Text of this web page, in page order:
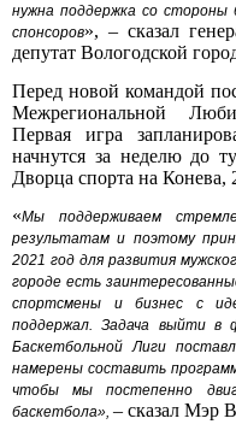
нужна поддержка со стороны
спонсоров», – сказал
депутат Вологодской
Перед новой командой
Межрегиональной
Первая игра
начнутся за неделю до
Дворца спорта на Конева,
«Мы поддерживаем
результатам и поэтому
2021 год для развития
городе есть
спортсмены и бизнес с
поддержал. Задача выйти в
Баскетбольной Лиги
намерены составить
чтобы мы постепенно
баскетбола», – сказал Мэр